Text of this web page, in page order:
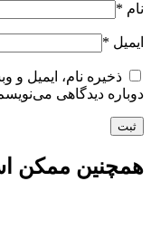
نام *
ایمیل *
ذخیره نام، ایمیل و
دوباره دیدگاهی
همچنین ممکن